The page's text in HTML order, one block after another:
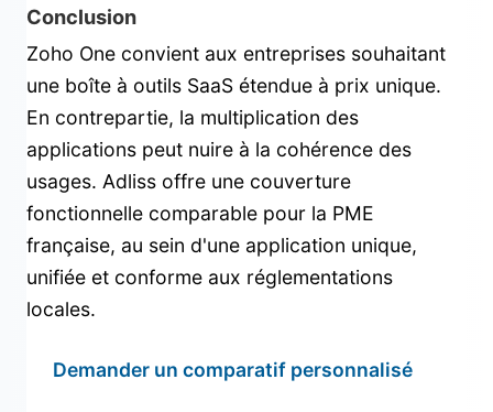
Conclusion
Zoho One convient aux entreprises souhaitant
une boîte à outils SaaS étendue à prix unique.
En contrepartie, la multiplication des
applications peut nuire à la cohérence des
usages. Adliss offre une couverture
fonctionnelle comparable pour la PME
française, au sein d'une application unique,
unifiée et conforme aux réglementations
locales.
Demander un comparatif personnalisé